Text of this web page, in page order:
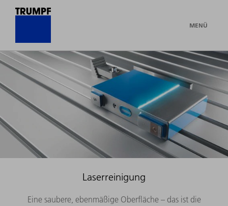
MENÜ
Laserreinigung
Eine saubere, ebenmäßige Oberfläche – das ist die